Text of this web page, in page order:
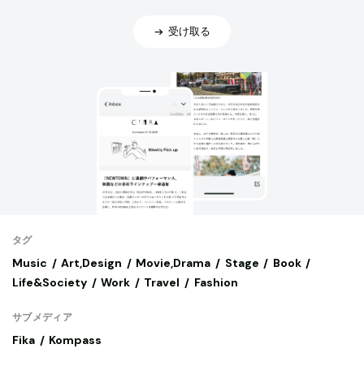
受け取る
タグ
Music Art,Design Movie,Drama Stage
Book
Life&Society
Work Travel Fashion
サブメディア
Fika Kompass